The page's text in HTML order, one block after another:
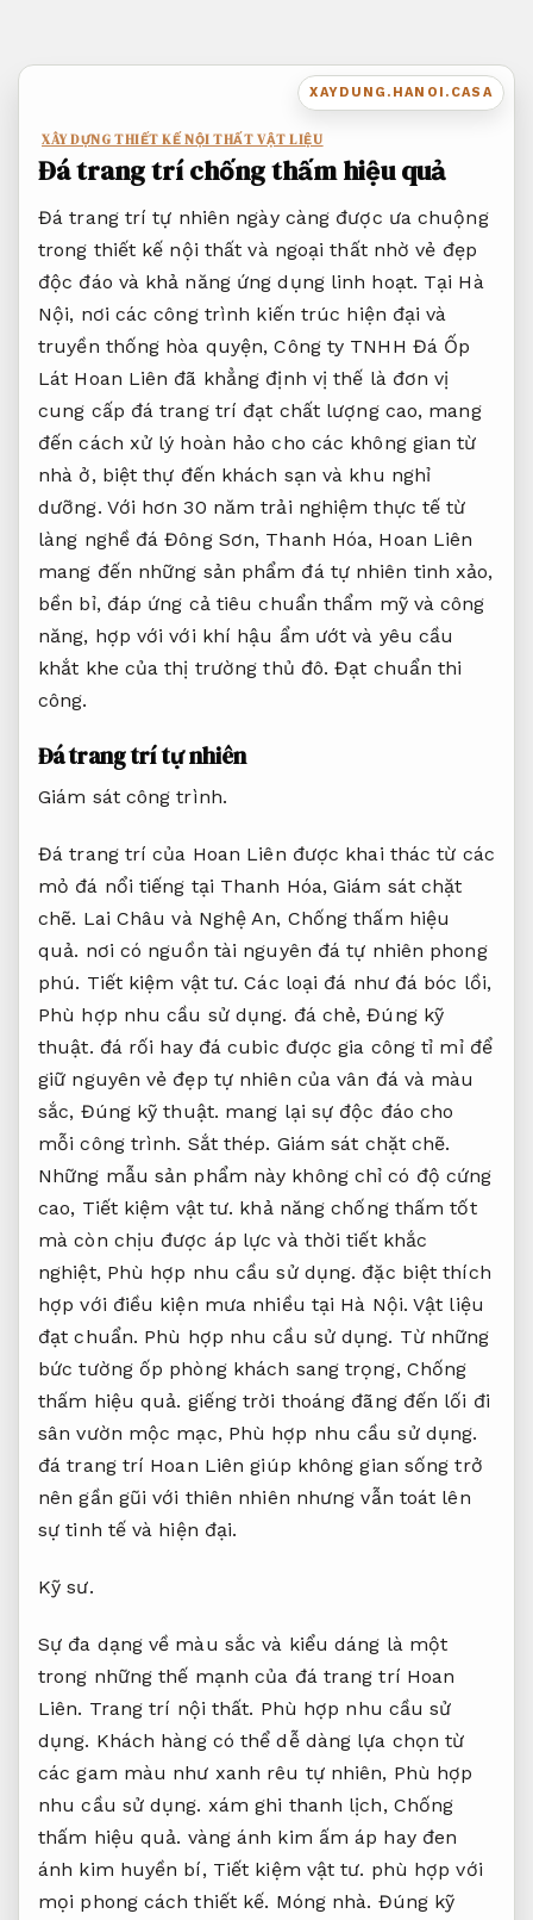
nội
XAYDUNG.HANOI.CASA
XÂY DỰNG THIẾT KẾ NỘI THẤT VẬT LIỆU
Đá trang trí chống thấm hiệu quả
Đá trang trí tự nhiên ngày càng được ưa chuộng
trong thiết kế nội thất và ngoại thất nhờ vẻ đẹp
độc đáo và khả năng ứng dụng linh hoạt. Tại Hà
Nội, nơi các công trình kiến trúc hiện đại và
truyền thống hòa quyện, Công ty TNHH Đá Ốp
Lát Hoan Liên đã khẳng định vị thế là đơn vị
cung cấp đá trang trí đạt chất lượng cao, mang
đến cách xử lý hoàn hảo cho các không gian từ
nhà ở, biệt thự đến khách sạn và khu nghỉ
dưỡng. Với hơn 30 năm trải nghiệm thực tế từ
làng nghề đá Đông Sơn, Thanh Hóa, Hoan Liên
mang đến những sản phẩm đá tự nhiên tinh xảo,
bền bỉ, đáp ứng cả tiêu chuẩn thẩm mỹ và công
năng, hợp với với khí hậu ẩm ướt và yêu cầu
khắt khe của thị trường thủ đô.Đạt chuẩn thi
công.
Đá trang trí tự nhiên
Giám sát công trình.
Đá trang trí của Hoan Liên được khai thác từ các
mỏ đá nổi tiếng tại Thanh Hóa,Giám sát chặt
chẽ. Lai Châu và Nghệ An, Chống thấm hiệu
quả. nơi có nguồn tài nguyên đá tự nhiên phong
phú. Tiết kiệm vật tư. Các loại đá như đá bóc lồi,
Phù hợp nhu cầu sử dụng. đá chẻ,Đúng kỹ
thuật. đá rối hay đá cubic được gia công tỉ mỉ để
giữ nguyên vẻ đẹp tự nhiên của vân đá và màu
sắc, Đúng kỹ thuật. mang lại sự độc đáo cho
mỗi công trình. Sắt thép. Giám sát chặt chẽ.
Những mẫu sản phẩm này không chỉ có độ cứng
cao, Tiết kiệm vật tư. khả năng chống thấm tốt
mà còn chịu được áp lực và thời tiết khắc
nghiệt, Phù hợp nhu cầu sử dụng. đặc biệt thích
hợp với điều kiện mưa nhiều tại Hà Nội. Vật liệu
đạt chuẩn. Phù hợp nhu cầu sử dụng. Từ những
bức tường ốp phòng khách sang trọng, Chống
thấm hiệu quả. giếng trời thoáng đãng đến lối đi
sân vườn mộc mạc, Phù hợp nhu cầu sử dụng.
đá trang trí Hoan Liên giúp không gian sống trở
nên gần gũi với thiên nhiên nhưng vẫn toát lên
sự tinh tế và hiện đại.
Kỹ sư.
Sự đa dạng về màu sắc và kiểu dáng là một
trong những thế mạnh của đá trang trí Hoan
Liên. Trang trí nội thất. Phù hợp nhu cầu sử
dụng. Khách hàng có thể dễ dàng lựa chọn từ
các gam màu như xanh rêu tự nhiên, Phù hợp
nhu cầu sử dụng. xám ghi thanh lịch, Chống
thấm hiệu quả. vàng ánh kim ấm áp hay đen
ánh kim huyền bí, Tiết kiệm vật tư. phù hợp với
mọi phong cách thiết kế. Móng nhà. Đúng kỹ